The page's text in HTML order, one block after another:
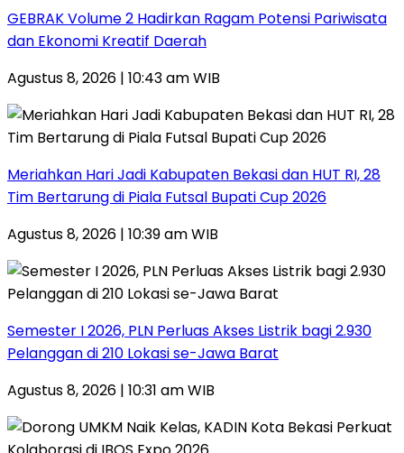
GEBRAK Volume 2 Hadirkan Ragam Potensi Pariwisata
dan Ekonomi Kreatif Daerah
Agustus 8, 2026 | 10:43 am WIB
Meriahkan Hari Jadi Kabupaten Bekasi dan HUT RI, 28
Tim Bertarung di Piala Futsal Bupati Cup 2026
Agustus 8, 2026 | 10:39 am WIB
Semester I 2026, PLN Perluas Akses Listrik bagi 2.930
Pelanggan di 210 Lokasi se-Jawa Barat
Agustus 8, 2026 | 10:31 am WIB